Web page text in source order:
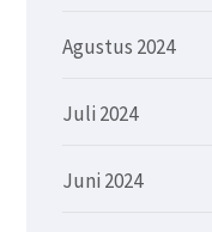
Agustus 2024
Juli 2024
Juni 2024